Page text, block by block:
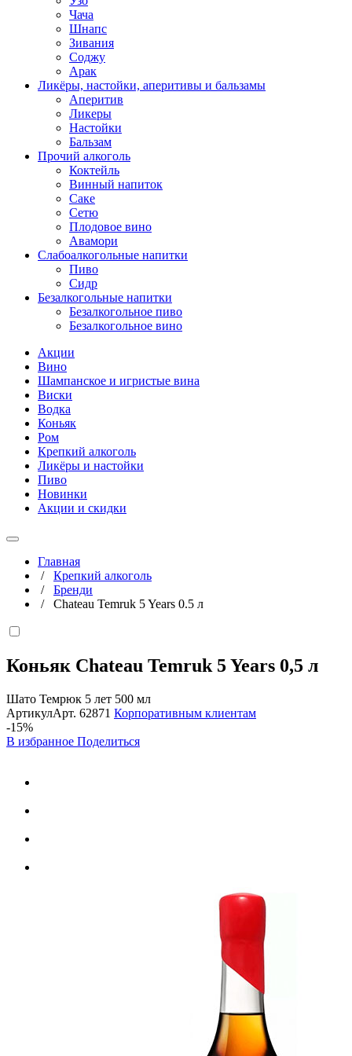
Чача
Шнапс
Зивания
Соджу
Арак
Ликёры, настойки, аперитивы и бальзамы
Аперитив
Ликеры
Настойки
Бальзам
Прочий алкоголь
Коктейль
Винный напиток
Саке
Сетю
Плодовое вино
Авамори
Слабоалкогольные напитки
Пиво
Сидр
Безалкогольные напитки
Безалкогольное пиво
Безалкогольное вино
Акции
Вино
Шампанское и игристые вина
Виски
Водка
Коньяк
Ром
Крепкий алкоголь
Ликёры и настойки
Пиво
Новинки
Акции и скидки
Главная
/ Крепкий алкоголь
/ Бренди
/ Chateau Temruk 5 Years 0.5 л
Коньяк Chateau Temruk 5 Years 0,5 л
Шато Темрюк 5 лет 500 мл
АртикулАрт. 62871 Корпоративным клиентам
-15%
В избранное Поделиться